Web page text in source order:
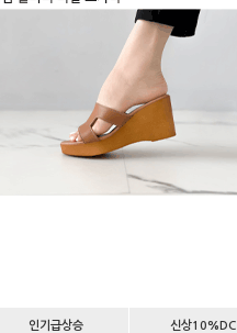
인기급상승 신상10%DC